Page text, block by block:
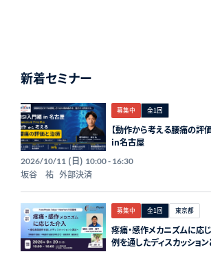
新着セミナー
募集中 全1回
【動作から考える腰痛の評
in名古屋
2026/10/11(日) 10:00 - 16:30
坂谷 祐 外部決済
募集中 全1回 東京都
疼痛・感作メカニズムに応
例を通したディスカッショ